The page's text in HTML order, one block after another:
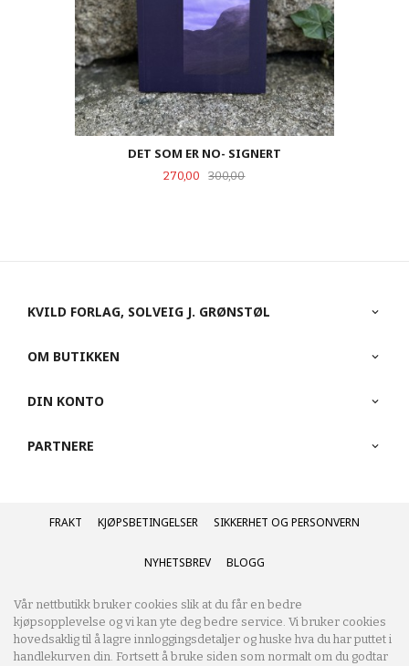
DET SOM ER NO- SIGNERT
Tilbud
270,00 300,00Rabatt
KVILD FORLAG, SOLVEIG J. GRØNSTØL
OM BUTIKKEN
DIN KONTO
PARTNERE
FRAKT KJØPSBETINGELSER SIKKERHET OG PERSONVERN
NYHETSBREV BLOGG
Vår nettbutikk bruker cookies slik at du får en bedre
kjøpsopplevelse og vi kan yte deg bedre service. Vi bruker cookies
hovedsaklig til å lagre innloggingsdetaljer og huske hva du har puttet i
handlekurven din. Fortsett å bruke siden som normalt om du godtar